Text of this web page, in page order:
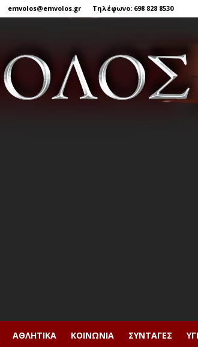
emvolos@emvolos.gr Τηλέφωνο: 698 828 8530
ΑΘΛΗΤΙΚΆ ΚΟΙΝΩΝΊΑ ΣΥΝΤΑΓΈΣ